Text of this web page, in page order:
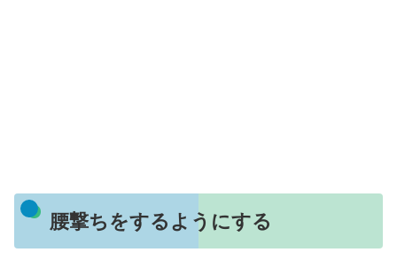
腰撃ちをするようにする